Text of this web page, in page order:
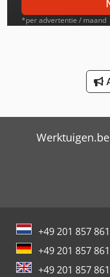
International 644
International 706
International 733
International 743
International 824
International 946
International 966
*per advertentie / maand
+49 201 857
+49 201 857
+49 201 857